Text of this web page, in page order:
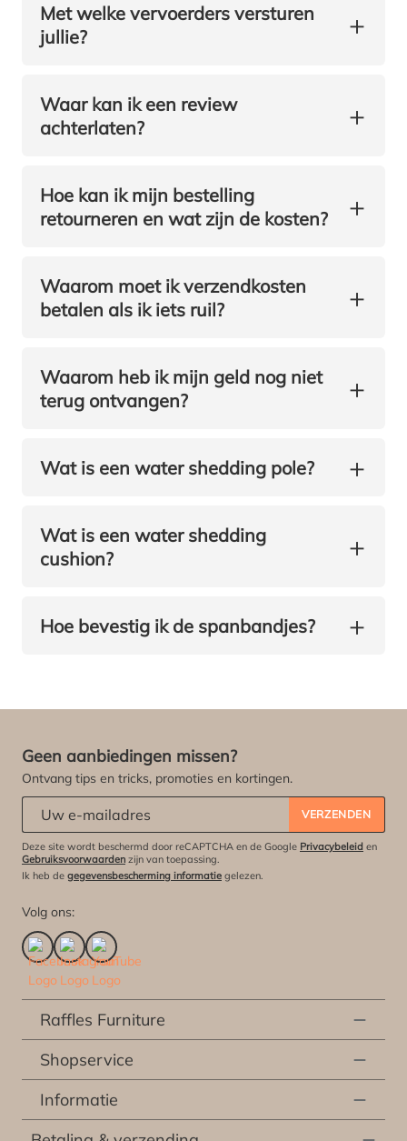
+
Met welke vervoerders versturen
jullie?
+
Waar kan ik een review
achterlaten?
+
Hoe kan ik mijn bestelling
retourneren en wat zijn de kosten?
+
Waarom moet ik verzendkosten
betalen als ik iets ruil?
+
Waarom heb ik mijn geld nog niet
terug ontvangen?
+
Wat is een water shedding pole?
+
Wat is een water shedding
cushion?
+
Hoe bevestig ik de spanbandjes?
Geen aanbiedingen missen?
Ontvang tips en tricks, promoties en kortingen.
VERZENDEN
Deze site wordt beschermd door reCAPTCHA en de Google Privacybeleid en
Gebruiksvoorwaarden zijn van toepassing.
Ik heb de gegevensbescherming informatie gelezen.
Volg ons:
Raffles Furniture
Shopservice
Informatie